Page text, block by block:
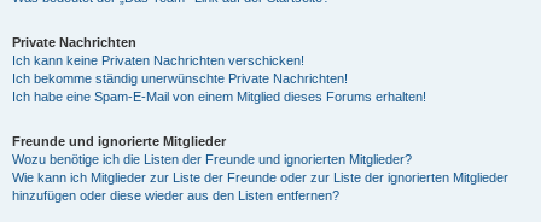
Private Nachrichten
Ich kann keine Privaten Nachrichten verschicken!
Ich bekomme ständig unerwünschte Private Nachrichten!
Ich habe eine Spam-E-Mail von einem Mitglied dieses Forums erhalten!
Freunde und ignorierte Mitglieder
Wozu benötige ich die Listen der Freunde und ignorierten Mitglieder?
Wie kann ich Mitglieder zur Liste der Freunde oder zur Liste der ignorierten Mitglieder
hinzufügen oder diese wieder aus den Listen entfernen?